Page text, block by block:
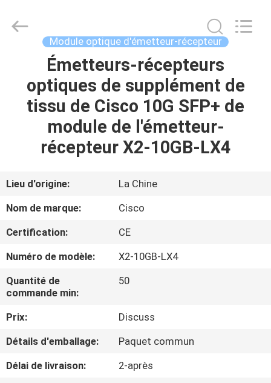
MAISON
PRODUITS
VIDÉOS
PROPOS
DE
NOUS
VISITE
DE
L'USINE
Equipment
Module optique d'émetteur-récepteur
Émetteurs-récepteurs
optiques de supplément de
tissu de Cisco 10G SFP+ de
module de l'émetteur-
récepteur X2-10GB-LX4
Lieu d'origine:
La Chine
Nom de marque:
Cisco
Certification:
CE
Numéro de modèle:
X2-10GB-LX4
Quantité de
commande min:
50
Prix:
Discuss
Détails d'emballage:
Paquet commun
Délai de livraison:
2-après